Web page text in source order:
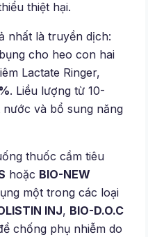
thiệt hại.
nhất là truyền dịch:
cho heo con hai
Lactate Ringer,
. Liều lượng từ 10-
và bổ sung năng
thuốc cầm tiêu
hoặc BIO-NEW
một trong các loại
INJ, BIO-D.O.C
chống phụ nhiễm do